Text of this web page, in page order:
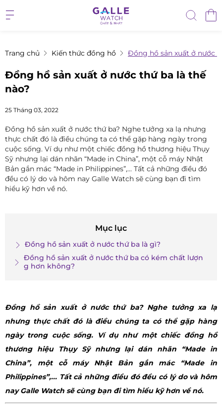
Trang chủ Kiến thức đồng hồ Đồng hồ sản xuất ở nước
Đồng hồ sản xuất ở nước thứ ba là thế
nào?
25 Tháng 03, 2022
Đồng hồ sản xuất ở nước thứ ba? Nghe tưởng xa lạ nhưng
thực chất đó là điều chúng ta có thể gặp hàng ngày trong
cuộc sống. Ví dụ như một chiếc đồng hồ thương hiệu Thụy
Sỹ nhưng lại dán nhãn “Made in China”, một cỗ máy Nhật
Bản gắn mác “Made in Philippines”,... Tất cả những điều đó
đều có lý do và hôm nay Galle Watch sẽ cùng bạn đi tìm
hiểu kỹ hơn về nó.
Mục lục
Đồng hồ sản xuất ở nước thứ ba là gì?
Đồng hồ sản xuất ở nước thứ ba có kém chất lượn
g hơn không?
Đồng hồ sản xuất ở nước thứ ba? Nghe tưởng xa lạ
nhưng thực chất đó là điều chúng ta có thể gặp hàng
ngày trong cuộc sống. Ví dụ như một chiếc đồng hồ
thương hiệu Thụy Sỹ nhưng lại dán nhãn “Made in
China”, một cỗ máy Nhật Bản gắn mác “Made in
Philippines”,... Tất cả những điều đó đều có lý do và hôm
nay Galle Watch sẽ cùng bạn đi tìm hiểu kỹ hơn về nó.